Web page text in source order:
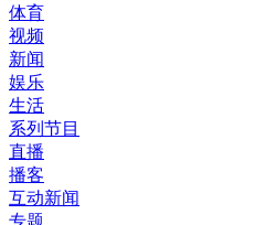
体育
视频
新闻
娱乐
生活
系列节目
直播
播客
互动新闻
专题